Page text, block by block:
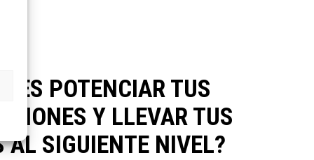
POTENCIAR TUS
Y LLEVAR TUS
AL SIGUIENTE NIVEL?